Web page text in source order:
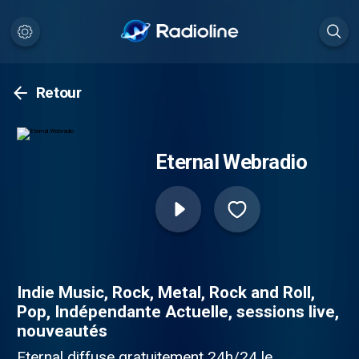
Retour
Eternal Webradio
Indie Music, Rock, Metal, Rock and Roll,
Pop, Indépendante Actuelle, sessions live,
nouveautés